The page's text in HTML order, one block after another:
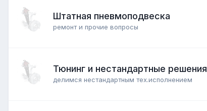
Штатная пневмоподвеска
ремонт и прочие вопросы
Тюнинг и нестандартные решения
делимся нестандартным тех.исполнением